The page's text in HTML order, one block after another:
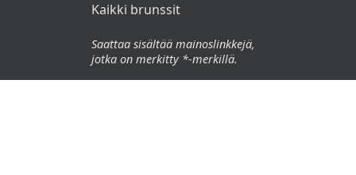
Kaikki brunssit
Saattaa sisältää mainoslinkkejä,
jotka on merkitty *-merkillä.